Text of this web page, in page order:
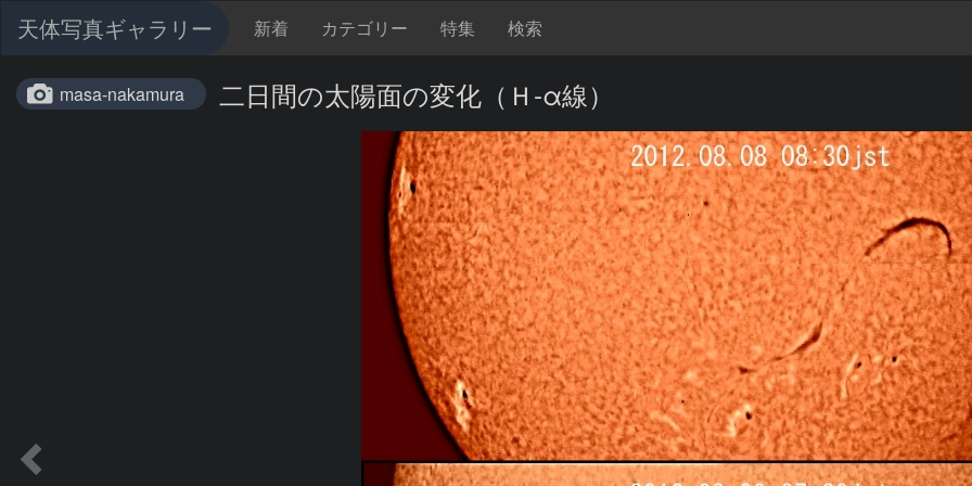
天体写真ギャラリー 新着 カテゴリー 特集 検索
masa-nakamura 二日間の太陽面の変化（Ｈ‐α線）